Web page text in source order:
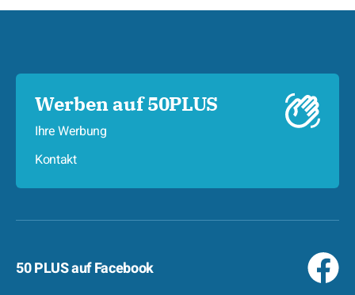
Werben auf 50PLUS
Ihre Werbung
Kontakt
50 PLUS auf Facebook